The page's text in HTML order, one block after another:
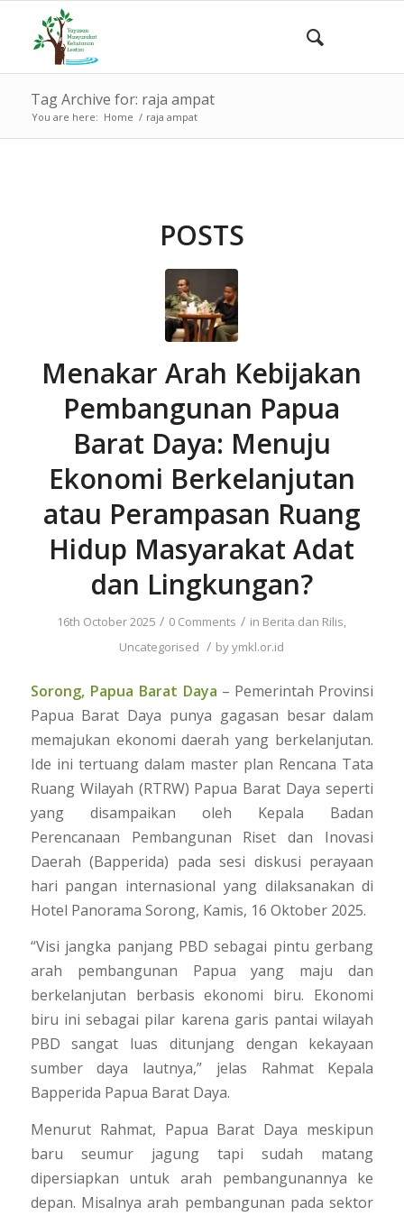
Tag Archive for: raja ampat
You are here: Home / raja ampat
POSTS
Menakar Arah Kebijakan
Pembangunan Papua
Barat Daya: Menuju
Ekonomi Berkelanjutan
atau Perampasan Ruang
Hidup Masyarakat Adat
dan Lingkungan?
16th October 2025 / 0 Comments / in Berita dan Rilis,
Uncategorised / byymkl.or.id
Sorong, Papua Barat Daya – Pemerintah Provinsi
Papua Barat Daya punya gagasan besar dalam
memajukan ekonomi daerah yang berkelanjutan.
Ide ini tertuang dalam master plan Rencana Tata
Ruang Wilayah (RTRW) Papua Barat Daya seperti
yang disampaikan oleh Kepala Badan
Perencanaan Pembangunan Riset dan Inovasi
Daerah (Bapperida) pada sesi diskusi perayaan
hari pangan internasional yang dilaksanakan di
Hotel Panorama Sorong, Kamis, 16 Oktober 2025.
“Visi jangka panjang PBD sebagai pintu gerbang
arah pembangunan Papua yang maju dan
berkelanjutan berbasis ekonomi biru. Ekonomi
biru ini sebagai pilar karena garis pantai wilayah
PBD sangat luas ditunjang dengan kekayaan
sumber daya lautnya,” jelas Rahmat Kepala
Bapperida Papua Barat Daya.
Menurut Rahmat, Papua Barat Daya meskipun
baru seumur jagung tapi sudah matang
dipersiapkan untuk arah pembangunannya ke
depan. Misalnya arah pembangunan pada sektor